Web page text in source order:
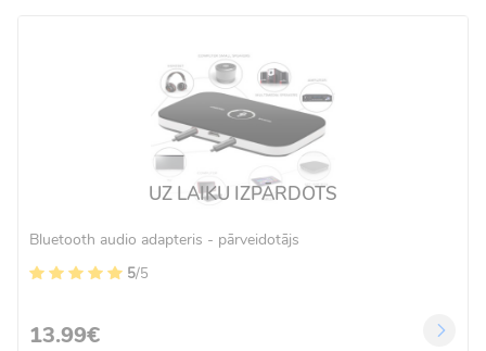
UZ LAIKU IZPĀRDOTS
Bluetooth audio adapteris - pārveidotājs
5/5
13.99€